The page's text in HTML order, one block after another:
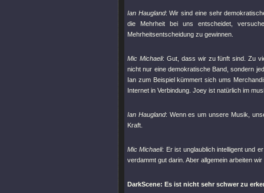
Ian Haugland: Wir sind eine sehr
die Mehrheit bei uns entscheidet,
Mehrheitsentscheidung zu gewinnen.
Mic Michaeli: Gut, dass wir zu fünft sind. Zu
nicht nur eine demokratische Band, sondern
Ian zum Beispiel kümmert sich ums
Internet in Verbindung. Joey ist natürlich im
Ian Haugland: Wenn es um unsere Musik,
Kraft.
Mic Michaeli: Er ist unglaublich intelligent und
verdammt gut darin. Aber allgemein arbeiten
DarkScene: Es ist nicht sehr schwer zu